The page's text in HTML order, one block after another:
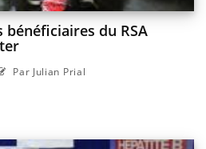
bénéficiaires du RSA
Par Julian Prial